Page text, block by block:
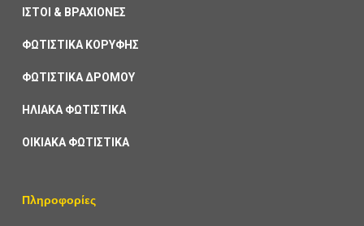
ΙΣΤΟΙ & ΒΡΑΧΙΟΝΕΣ
ΦΩΤΙΣΤΙΚΑ ΚΟΡΥΦΗΣ
ΦΩΤΙΣΤΙΚΑ ΔΡΟΜΟΥ
ΗΛΙΑΚΑ ΦΩΤΙΣΤΙΚΑ
ΟΙΚΙΑΚΑ ΦΩΤΙΣΤΙΚΑ
Πληροφορίες